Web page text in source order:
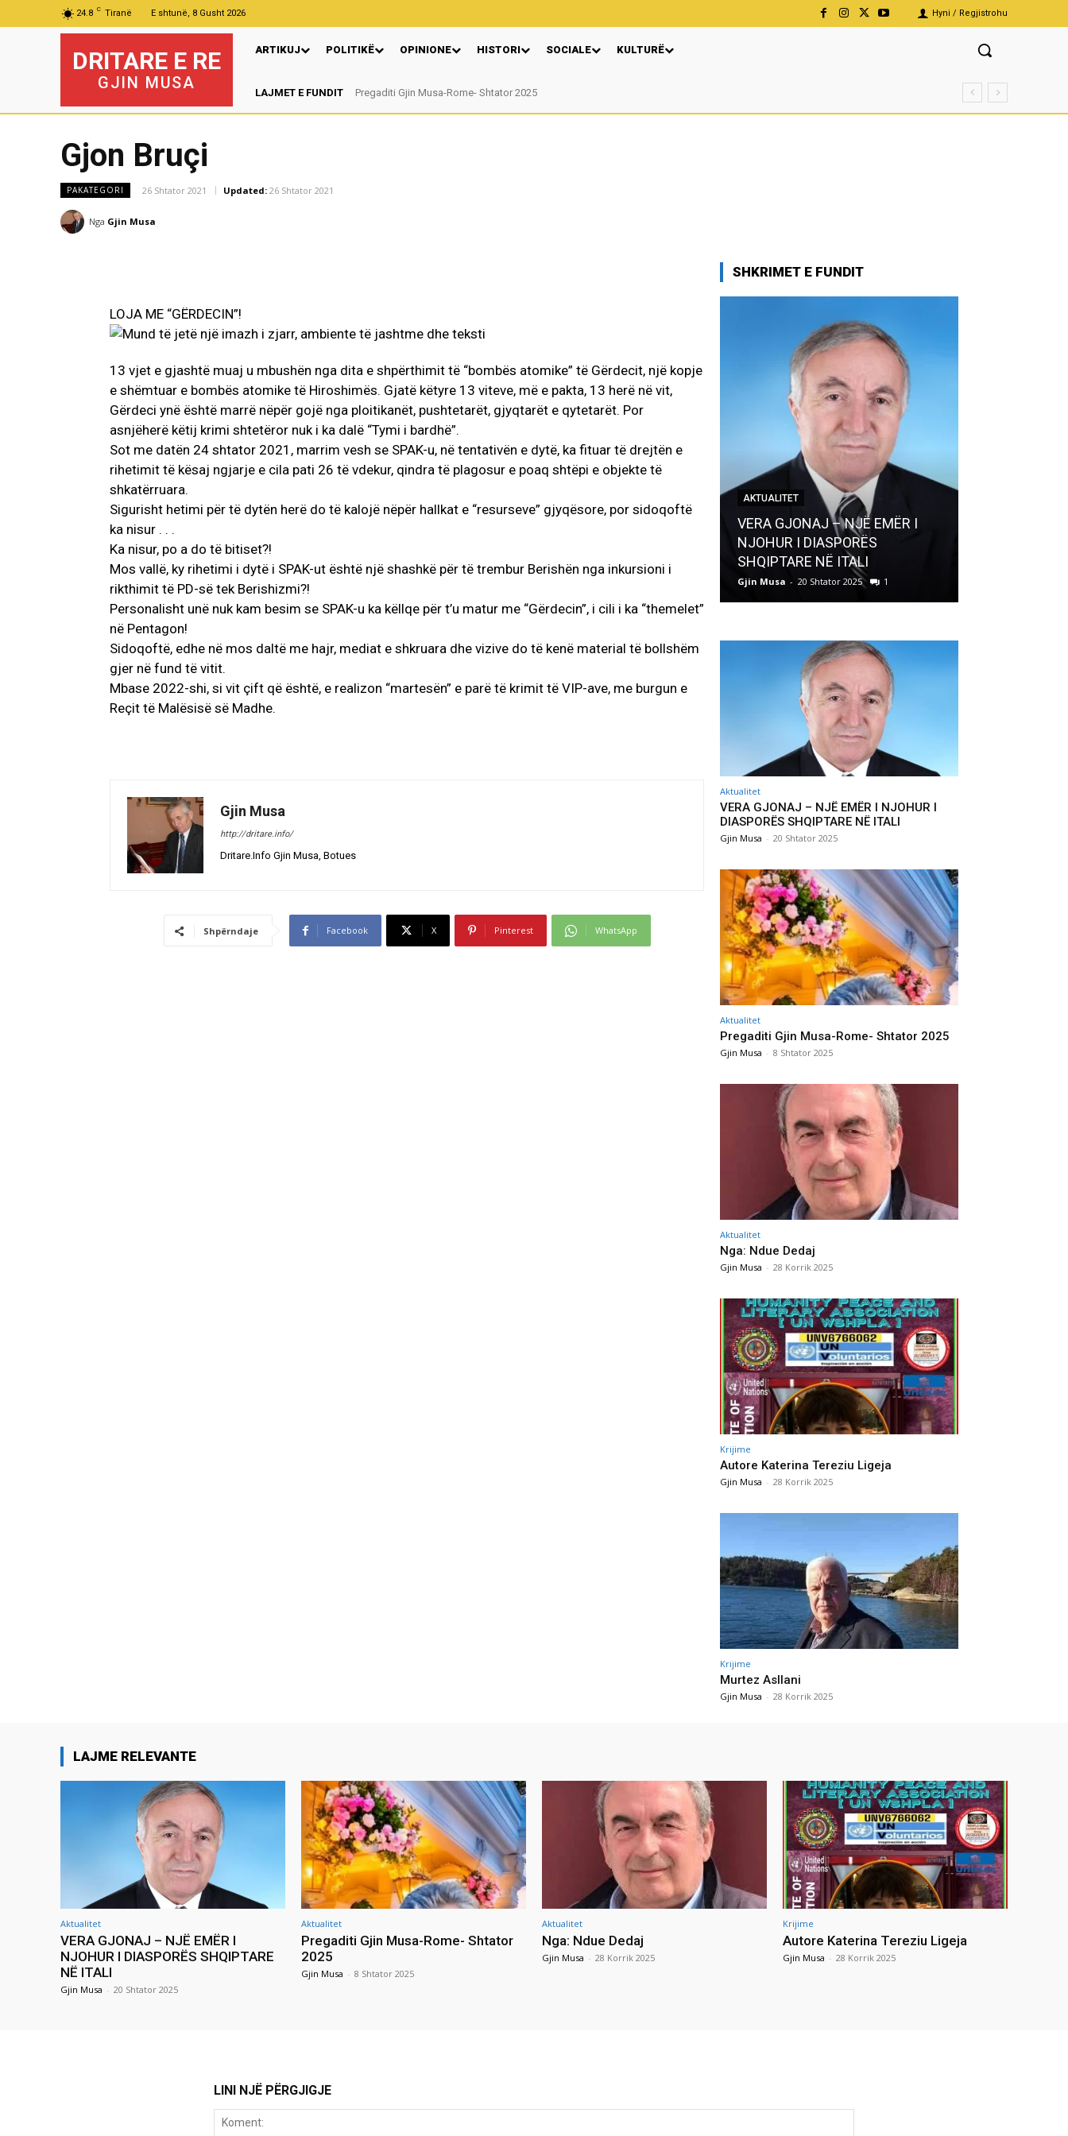
24.8 C Tiranë E shtunë, 8 Gusht 2026 Hyni / Regjistrohu
DRITARE E RE
GJIN MUSA
ARTIKUJ POLITIKË OPINIONE HISTORI SOCIALE KULTURË
LAJMET E FUNDIT Pregaditi Gjin Musa-Rome- Shtator 2025
Nga: Ndue Dedaj
Gjon Bruçi
PAKATEGORI 26 Shtator 2021 Updated: 26 Shtator 2021
Nga Gjin Musa
LOJA ME “GËRDECIN”!
13 vjet e gjashtë muaj u mbushën nga dita e shpërthimit të “bombës atomike” të Gërdecit, një kopje
e shëmtuar e bombës atomike të Hiroshimës. Gjatë këtyre 13 viteve, më e pakta, 13 herë në vit,
Gërdeci ynë është marrë nëpër gojë nga ploitikanët, pushtetarët, gjyqtarët e qytetarët. Por
asnjëherë këtij krimi shtetëror nuk i ka dalë “Tymi i bardhë”.
Sot me datën 24 shtator 2021, marrim vesh se SPAK-u, në tentativën e dytë, ka fituar të drejtën e
rihetimit të kësaj ngjarje e cila pati 26 të vdekur, qindra të plagosur e poaq shtëpi e objekte të
shkatërruara.
Sigurisht hetimi për të dytën herë do të kalojë nëpër hallkat e “resurseve” gjyqësore, por sidoqoftë
ka nisur . . .
Ka nisur, po a do të bitiset?!
Mos vallë, ky rihetimi i dytë i SPAK-ut është një shashkë për të trembur Berishën nga inkursioni i
rikthimit të PD-së tek Berishizmi?!
Personalisht unë nuk kam besim se SPAK-u ka këllqe për t’u matur me “Gërdecin”, i cili i ka “themelet”
në Pentagon!
Sidoqoftë, edhe në mos daltë me hajr, mediat e shkruara dhe vizive do të kenë material të bollshëm
gjer në fund të vitit.
Mbase 2022-shi, si vit çift që është, e realizon “martesën” e parë të krimit të VIP-ave, me burgun e
Reçit të Malësisë së Madhe.
Gjin Musa
http://dritare.info/
Dritare.Info Gjin Musa, Botues
Shpërndaje Facebook X Pinterest WhatsApp
SHKRIMET E FUNDIT
AKTUALITET
VERA GJONAJ – NJË EMËR I
NJOHUR I DIASPORËS
SHQIPTARE NË ITALI
Gjin Musa - 20 Shtator 2025 1
Aktualitet
VERA GJONAJ – NJË EMËR I NJOHUR I
DIASPORËS SHQIPTARE NË ITALI
Gjin Musa - 20 Shtator 2025
Aktualitet
Pregaditi Gjin Musa-Rome- Shtator 2025
Gjin Musa - 8 Shtator 2025
Aktualitet
Nga: Ndue Dedaj
Gjin Musa - 28 Korrik 2025
Krijime
Autore Katerina Tereziu Ligeja
Gjin Musa - 28 Korrik 2025
Krijime
Murtez Asllani
Gjin Musa - 28 Korrik 2025
LAJME RELEVANTE
Aktualitet
VERA GJONAJ – NJË EMËR I
NJOHUR I DIASPORËS SHQIPTARE
NË ITALI
Gjin Musa - 20 Shtator 2025
Aktualitet
Pregaditi Gjin Musa-Rome- Shtator
2025
Gjin Musa - 8 Shtator 2025
Aktualitet
Nga: Ndue Dedaj
Gjin Musa - 28 Korrik 2025
Krijime
Autore Katerina Tereziu Ligeja
Gjin Musa - 28 Korrik 2025
LINI NJË PËRGJIGJE